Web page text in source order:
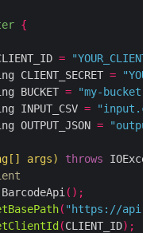
{
=
CLIENT_SECRET =
BUCKET = "my-bucket"
INPUT_CSV =
OUTPUT_JSON =
[] args) throws
();
( "https://
(CLIENT_ID);